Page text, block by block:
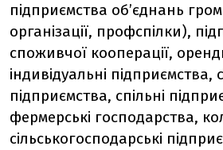
підприємства об’єднань
організації, профспілки),
споживчої кооперації,
індивідуальні підприємства,
підприємства, спільні
фермерські господарства,
сільськогосподарські